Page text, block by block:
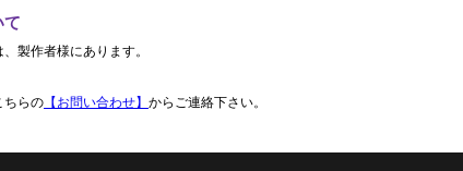
て
製作者様にあります。
ちらの 【お問い合わせ】 からご連絡下さい。